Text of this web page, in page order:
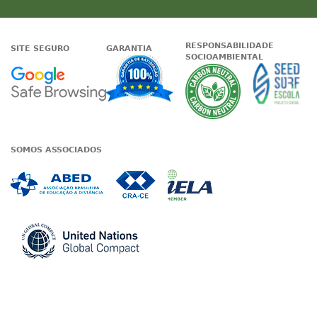
SITE SEGURO
Google - Status do site no
GARANTIA
Garantia de
RESPONSABILIDADE
SOCIOAMBIENTAL
A
SOMOS ASSOCIADOS